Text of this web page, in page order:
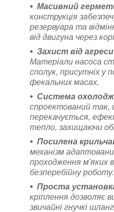
Масивний
конструкція
резервуара та
від двигуна через
Захист від
Матеріали насоса
сполук, присутніх у
фекальних масах.
Система
спроектований так,
перекачується,
тепло, захищаючи
Посилена
механізм
проходження м'яких
безперебійну роботу.
Проста
кріплення дозволяє
звичайні гнучкі